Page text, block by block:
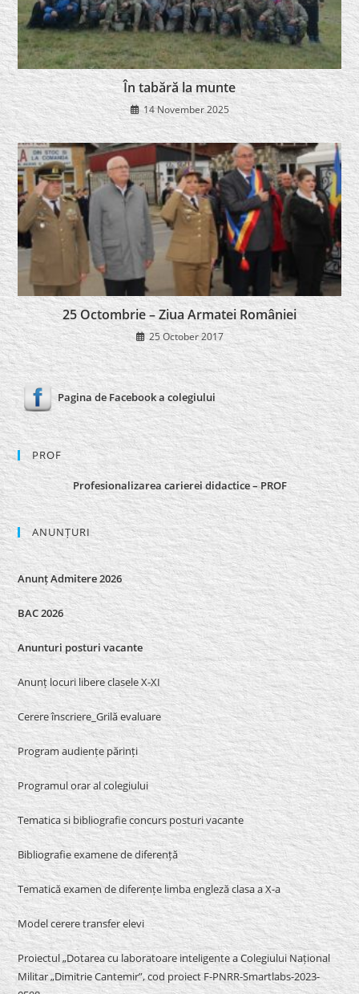
În tabără la munte
14 November 2025
25 Octombrie – Ziua Armatei României
25 October 2017
Pagina de Facebook a colegiului
PROF
Profesionalizarea carierei didactice – PROF
ANUNȚURI
Anunț Admitere 2026
BAC 2026
Anunturi posturi vacante
Anunț locuri libere clasele X-XI
Cerere înscriere_Grilă evaluare
Program audiențe părinți
Programul orar al colegiului
Tematica si bibliografie concurs posturi vacante
Bibliografie examene de diferență
Tematică examen de diferențe limba engleză clasa a X-a
Model cerere transfer elevi
Proiectul „Dotarea cu laboratoare inteligente a Colegiului Național
Militar „Dimitrie Cantemir”, cod proiect F-PNRR-Smartlabs-2023-